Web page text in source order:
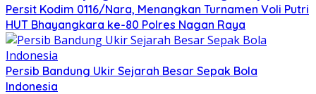
Persit Kodim 0116/Nara, Menangkan Turnamen Voli Putri
HUT Bhayangkara ke-80 Polres Nagan Raya
Persib Bandung Ukir Sejarah Besar Sepak Bola
Indonesia